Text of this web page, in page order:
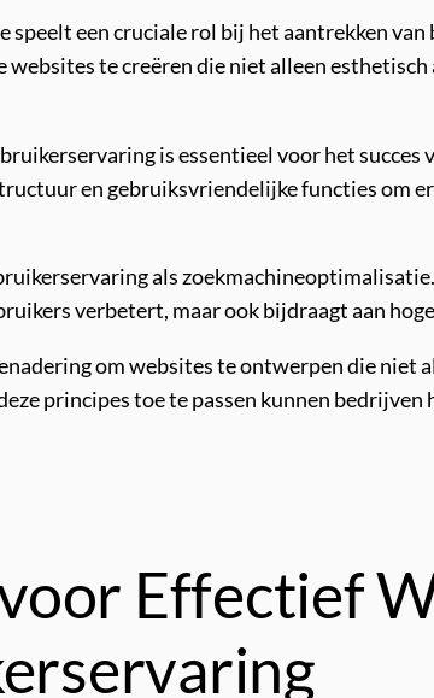
een cruciale rol bij het aantrekken van
te creëren die niet alleen
is essentieel voor het succes
en gebruiksvriendelijke functies om
als
verbetert, maar ook bijdraagt aan
om websites te ontwerpen die niet
principes toe te passen kunnen bedrijven
Effectief